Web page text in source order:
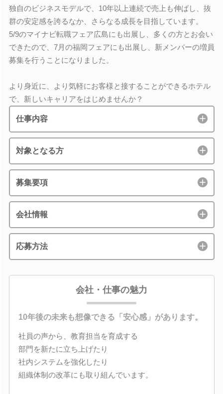
独自のビジネスモデルで、10年以上連続で売上も伸ばし、抜
群の安定感を誇るなか、さらなる成長を目指しています。
5/9のマイナビ転職フェア広島にも出展し、多くの方とお会い
できたので、7月の福岡フェアにも出展し、新メンバーの増員
募集を行うことになりました。
より身近に、より気軽にお客様と接することができるホテル
で、新しいキャリアをはじめませんか？
仕事内容
対象となる方
募集要項
会社情報
応募方法
会社・仕事の魅力
10年後の未来も想像できる「安心感」があります。
社員の声から、教育担当を育成する
部門を新たに立ち上げたり
社内システムを強化したり
組織体制の改革にも取り組んでいます。